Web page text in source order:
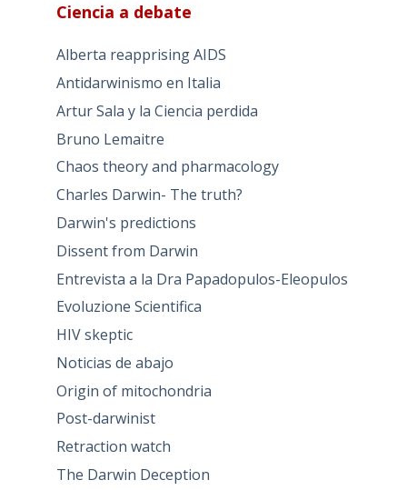
Ciencia a debate
Alberta reapprising AIDS
Antidarwinismo en Italia
Artur Sala y la Ciencia perdida
Bruno Lemaitre
Chaos theory and pharmacology
Charles Darwin- The truth?
Darwin's predictions
Dissent from Darwin
Entrevista a la Dra Papadopulos-Eleopulos
Evoluzione Scientifica
HIV skeptic
Noticias de abajo
Origin of mitochondria
Post-darwinist
Retraction watch
The Darwin Deception